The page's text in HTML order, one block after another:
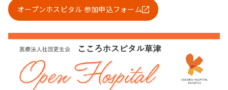
オープンホスピタル 参加申込フォーム